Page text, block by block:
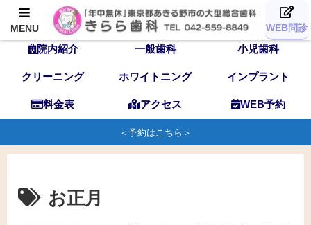
TOP 歯科医師 スタッフ
院内紹介 一般歯科 小児歯科
クリーニング ホワイトニング インプラント
料金表 アクセス WEB予約
＜予約はこちら＞
お正月
MENU WEB問診